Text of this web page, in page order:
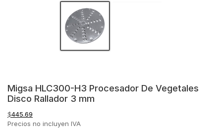
Migsa HLC300-H3 Procesador De Vegetales
Disco Rallador 3 mm
$445.69
Precios no incluyen IVA